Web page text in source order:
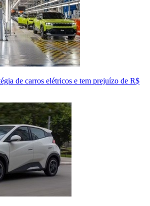
de carros elétricos e tem prejuízo de R$